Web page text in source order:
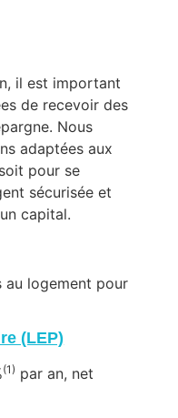
il est important
de recevoir des
Nous
adaptées aux
pour se
sécurisée et
capital.
au logement pour
(LEP)
(1) par an, net